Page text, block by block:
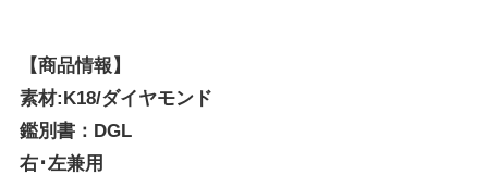
【商品情報】
素材:K18/ダイヤモンド
鑑別書：DGL
右･左兼用